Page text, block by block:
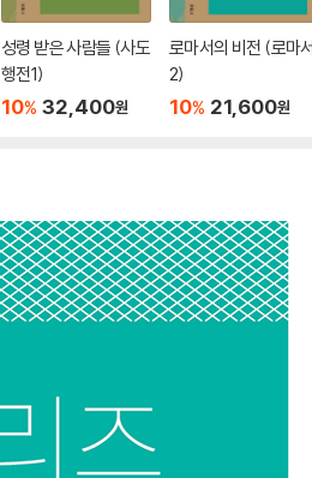
성령 받은 사람들 (사도
행전1)
10% 32,400원
로마서의 비전 (로마서
2)
10% 21,600원